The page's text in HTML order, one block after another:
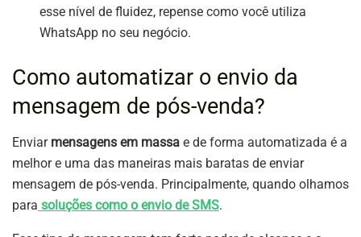
esse nível de fluidez, repense como você utiliza
WhatsApp no seu negócio.
Como automatizar o envio da
mensagem de pós-venda?
Enviar mensagens em massa e de forma automatizada é a
melhor e uma das maneiras mais baratas de enviar
mensagem de pós-venda. Principalmente, quando olhamos
para soluções como o envio de SMS.